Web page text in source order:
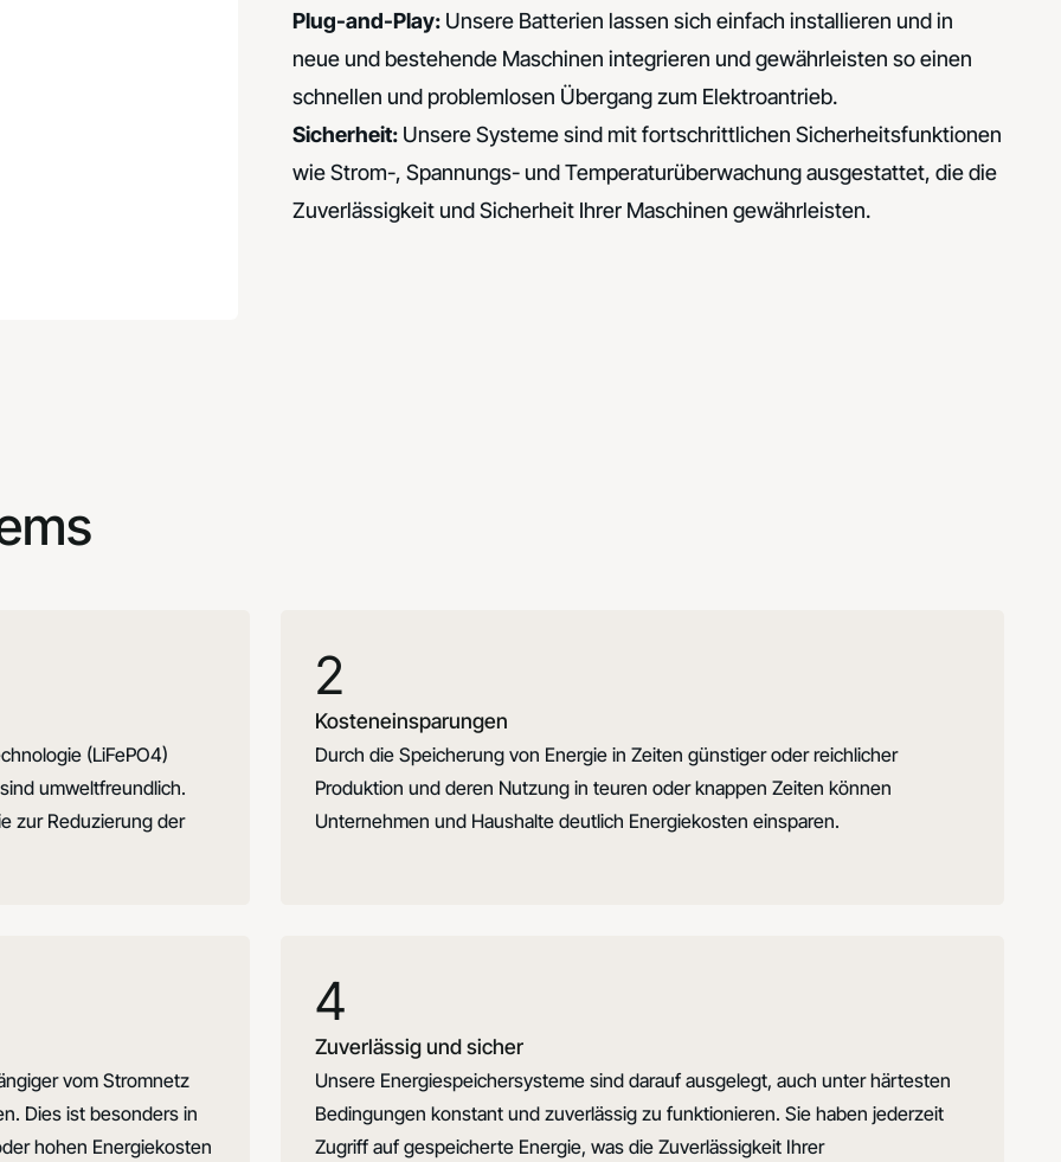
Plug-and-Play:Unsere Batterien lassen sich einfach installieren und in
neue und bestehende Maschinen integrieren und gewährleisten so einen
schnellen und problemlosen Übergang zum Elektroantrieb.
Sicherheit:Unsere Systeme sind mit fortschrittlichen Sicherheitsfunktionen
wie Strom-, Spannungs- und Temperaturüberwachung ausgestattet, die die
Zuverlässigkeit und Sicherheit Ihrer Maschinen gewährleisten.
(LiFePO4)
umweltfreundlich.
zur Reduzierung der
2
Kosteneinsparungen
Durch die Speicherung von Energie in Zeiten günstiger oder reichlicher
Produktion und deren Nutzung in teuren oder knappen Zeiten können
Unternehmen und Haushalte deutlich Energiekosten einsparen.
vom Stromnetz
Dies ist besonders in
hohen Energiekosten
4
Zuverlässig und sicher
Unsere Energiespeichersysteme sind darauf ausgelegt, auch unter härtesten
Bedingungen konstant und zuverlässig zu funktionieren. Sie haben jederzeit
Zugriff auf gespeicherte Energie, was die Zuverlässigkeit Ihrer